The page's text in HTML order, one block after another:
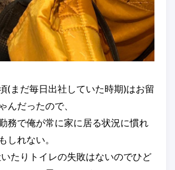
(まだ毎日出社していた時期)はお留
んだったので、
務で俺が常に家に居る状況に慣れ
しれない。
たりトイレの失敗はないのでひど